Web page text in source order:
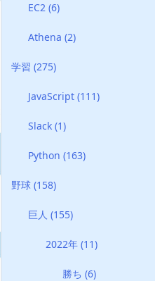
EC2(6)
Athena(2)
学習 (275)
JavaScript(111)
Slack(1)
Python(163)
野球 (158)
巨人(155)
2022年 (11)
勝ち(6)